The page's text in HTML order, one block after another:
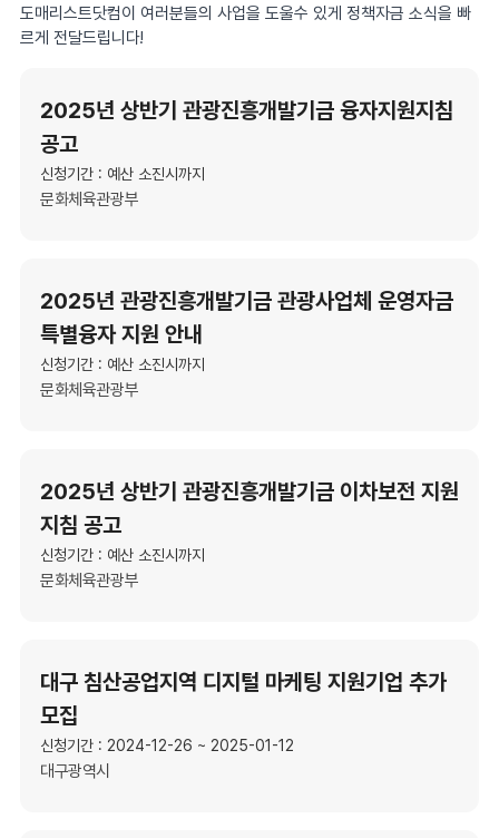
도매리스트닷컴이 여러분들의 사업을 도울수 있게 정책자금 소식을 빠
르게 전달드립니다!
2025년 상반기 관광진흥개발기금 융자지원지침
공고
신청기간 : 예산 소진시까지
문화체육관광부
2025년 관광진흥개발기금 관광사업체 운영자금
특별융자 지원 안내
신청기간 : 예산 소진시까지
문화체육관광부
2025년 상반기 관광진흥개발기금 이차보전 지원
지침 공고
신청기간 : 예산 소진시까지
문화체육관광부
대구 침산공업지역 디지털 마케팅 지원기업 추가
모집
신청기간 : 2024-12-26 ~ 2025-01-12
대구광역시